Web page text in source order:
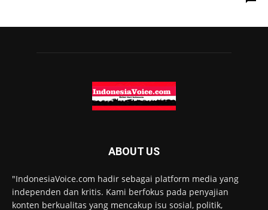
ABOUT US
"IndonesiaVoice.com hadir sebagai platform media yang
independen dan kritis. Kami berfokus pada penyajian
konten berkualitas yang mencakup isu sosial, politik,